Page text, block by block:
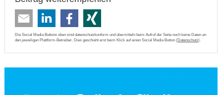
Die Social Media Buttons oben sind datenschutzkonform und übermitteln beim Aufruf der Seite noch keine Daten an
den jeweiligen Plattform-Betreiber. Dies geschieht erst beim Klick auf einen Social Media Button (Datenschutz).